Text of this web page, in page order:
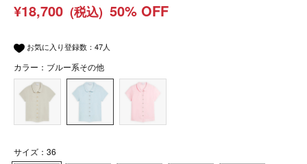
¥18,700 (税込) 50% OFF
お気に入り登録数： 47人
カラー：ブルー系その他
サイズ：36